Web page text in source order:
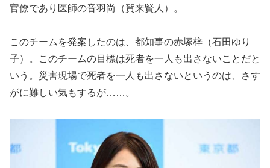
官僚であり医師の音羽尚（賀来賢人）。
このチームを発案したのは、都知事の赤塚梓（石田ゆり
子）。このチームの目標は死者を一人も出さないことだと
いう。災害現場で死者を一人も出さないというのは、さす
がに難しい気もするが……。